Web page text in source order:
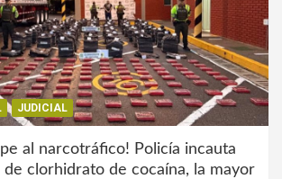
JUDICIAL
al narcotráfico! Policía incauta
de clorhidrato de cocaína, la mayor